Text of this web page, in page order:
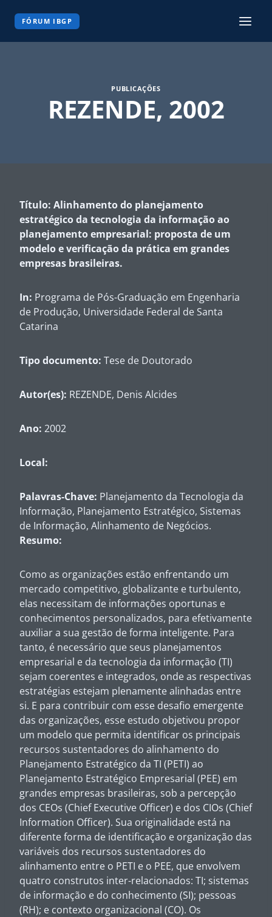
FÓRUM IBGP
PUBLICAÇÕES
REZENDE, 2002
Título: Alinhamento do planejamento
estratégico da tecnologia da informação ao
planejamento empresarial: proposta de um
modelo e verificação da prática em grandes
empresas brasileiras.
In: Programa de Pós-Graduação em Engenharia
de Produção, Universidade Federal de Santa
Catarina
Tipo documento: Tese de Doutorado
Autor(es): REZENDE, Denis Alcides
Ano: 2002
Local:
Palavras-Chave: Planejamento da Tecnologia da
Informação, Planejamento Estratégico, Sistemas
de Informação, Alinhamento de Negócios.
Resumo:
Como as organizações estão enfrentando um
mercado competitivo, globalizante e turbulento,
elas necessitam de informações oportunas e
conhecimentos personalizados, para efetivamente
auxiliar a sua gestão de forma inteligente. Para
tanto, é necessário que seus planejamentos
empresarial e da tecnologia da informação (TI)
sejam coerentes e integrados, onde as respectivas
estratégias estejam plenamente alinhadas entre
si. E para contribuir com esse desafio emergente
das organizações, esse estudo objetivou propor
um modelo que permita identificar os principais
recursos sustentadores do alinhamento do
Planejamento Estratégico da TI (PETI) ao
Planejamento Estratégico Empresarial (PEE) em
grandes empresas brasileiras, sob a percepção
dos CEOs (Chief Executive Officer) e dos CIOs (Chief
Information Officer). Sua originalidade está na
diferente forma de identificação e organização das
variáveis dos recursos sustentadores do
alinhamento entre o PETI e o PEE, que envolvem
quatro construtos inter-relacionados: TI; sistemas
de informação e do conhecimento (SI); pessoas
(RH); e contexto organizacional (CO). Os